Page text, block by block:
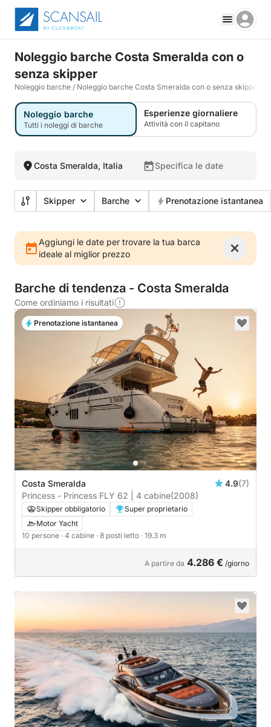
Noleggio barche Costa Smeralda con o
senza skipper
Noleggio barche / Noleggio barche Costa Smeralda con o senza skipper
Noleggio barche
Tutti i noleggi di barche
Esperienze giornaliere
Attività con il capitano
Costa Smeralda, Italia Specifica le date
Skipper Barche Prenotazione istantanea
Aggiungi le date per trovare la tua barca
ideale al miglior prezzo
Barche di tendenza - Costa Smeralda
Come ordiniamo i risultati
Costa Smeralda 4.9(7)
Princess - Princess FLY 62 | 4 cabine(2008)
Skipper obbligatorio
Super proprietario
Motor Yacht
10 persone · 4 cabine · 8 posti letto · 19.3 m
A partire da 4.286 € /giorno
Prenotazione istantanea